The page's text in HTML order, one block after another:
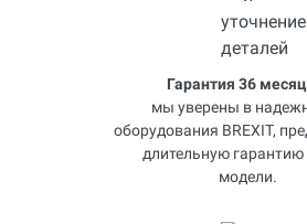
Гарантия 36
мы уверены в
оборудования BREXIT,
длительную гарантию
модели.